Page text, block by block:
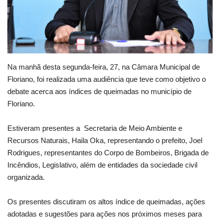
Na manhã desta segunda-feira, 27, na Câmara Municipal de
Floriano, foi realizada uma audiência que teve como objetivo o
debate acerca aos índices de queimadas no município de
Floriano.
Estiveram presentes a Secretaria de Meio Ambiente e
Recursos Naturais, Haila Oka, representando o prefeito, Joel
Rodrigues, representantes do Corpo de Bombeiros, Brigada de
Incêndios, Legislativo, além de entidades da sociedade civil
organizada.
Os presentes discutiram os altos índice de queimadas, ações
adotadas e sugestões para ações nos próximos meses para